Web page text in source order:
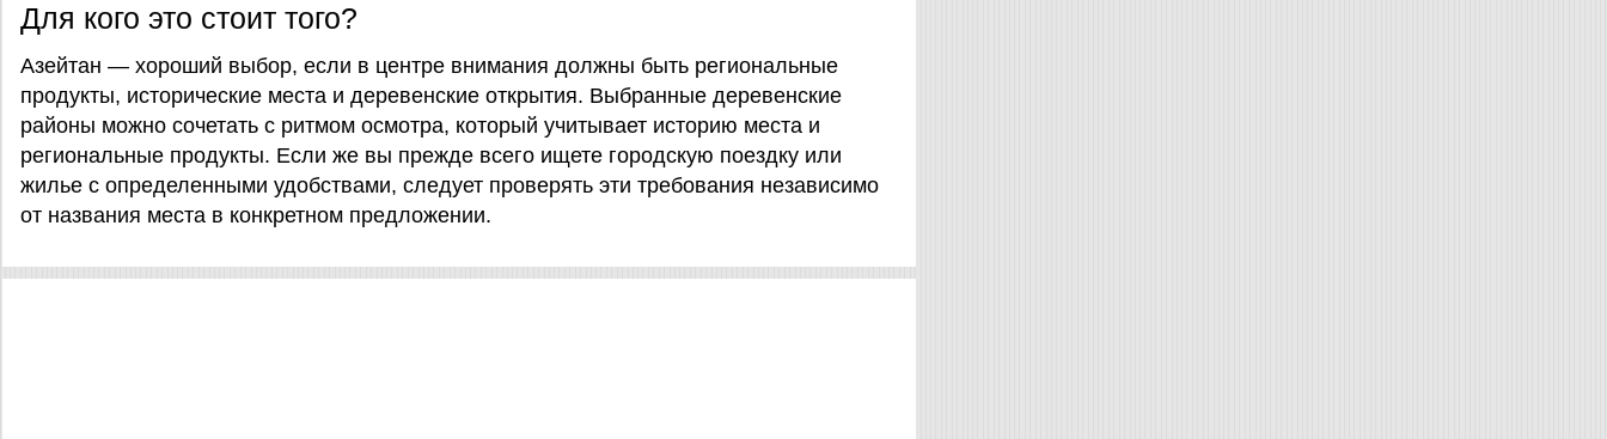
Для кого это стоит того?
Азейтан — хороший выбор, если в центре внимания должны быть региональные
продукты, исторические места и деревенские открытия. Выбранные деревенские
районы можно сочетать с ритмом осмотра, который учитывает историю места и
региональные продукты. Если же вы прежде всего ищете городскую поездку или
жилье с определенными удобствами, следует проверять эти требования независимо
от названия места в конкретном предложении.